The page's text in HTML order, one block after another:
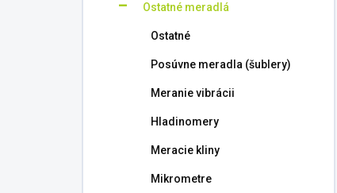
Ostatné meradlá
Ostatné
Posúvne meradla (šublery)
Meranie vibrácii
Hladinomery
Meracie kliny
Mikrometre